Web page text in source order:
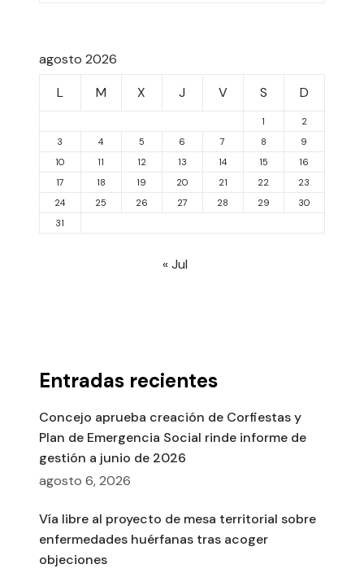
agosto 2026
L
M X J V S D
1
2
3
4 5 6 7 8
9
10
11 12 13 14 15
16
17
18 19 20 21 22
23
24
25 26 27 28 29
30
31
« Jul
Entradas recientes
Concejo aprueba creación de Corfiestas y
Plan de Emergencia Social rinde informe de
gestión a junio de 2026
agosto 6, 2026
Vía libre al proyecto de mesa territorial sobre
enfermedades huérfanas tras acoger
objeciones